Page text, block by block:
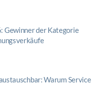
Gewinner der Kategorie
Warum Service